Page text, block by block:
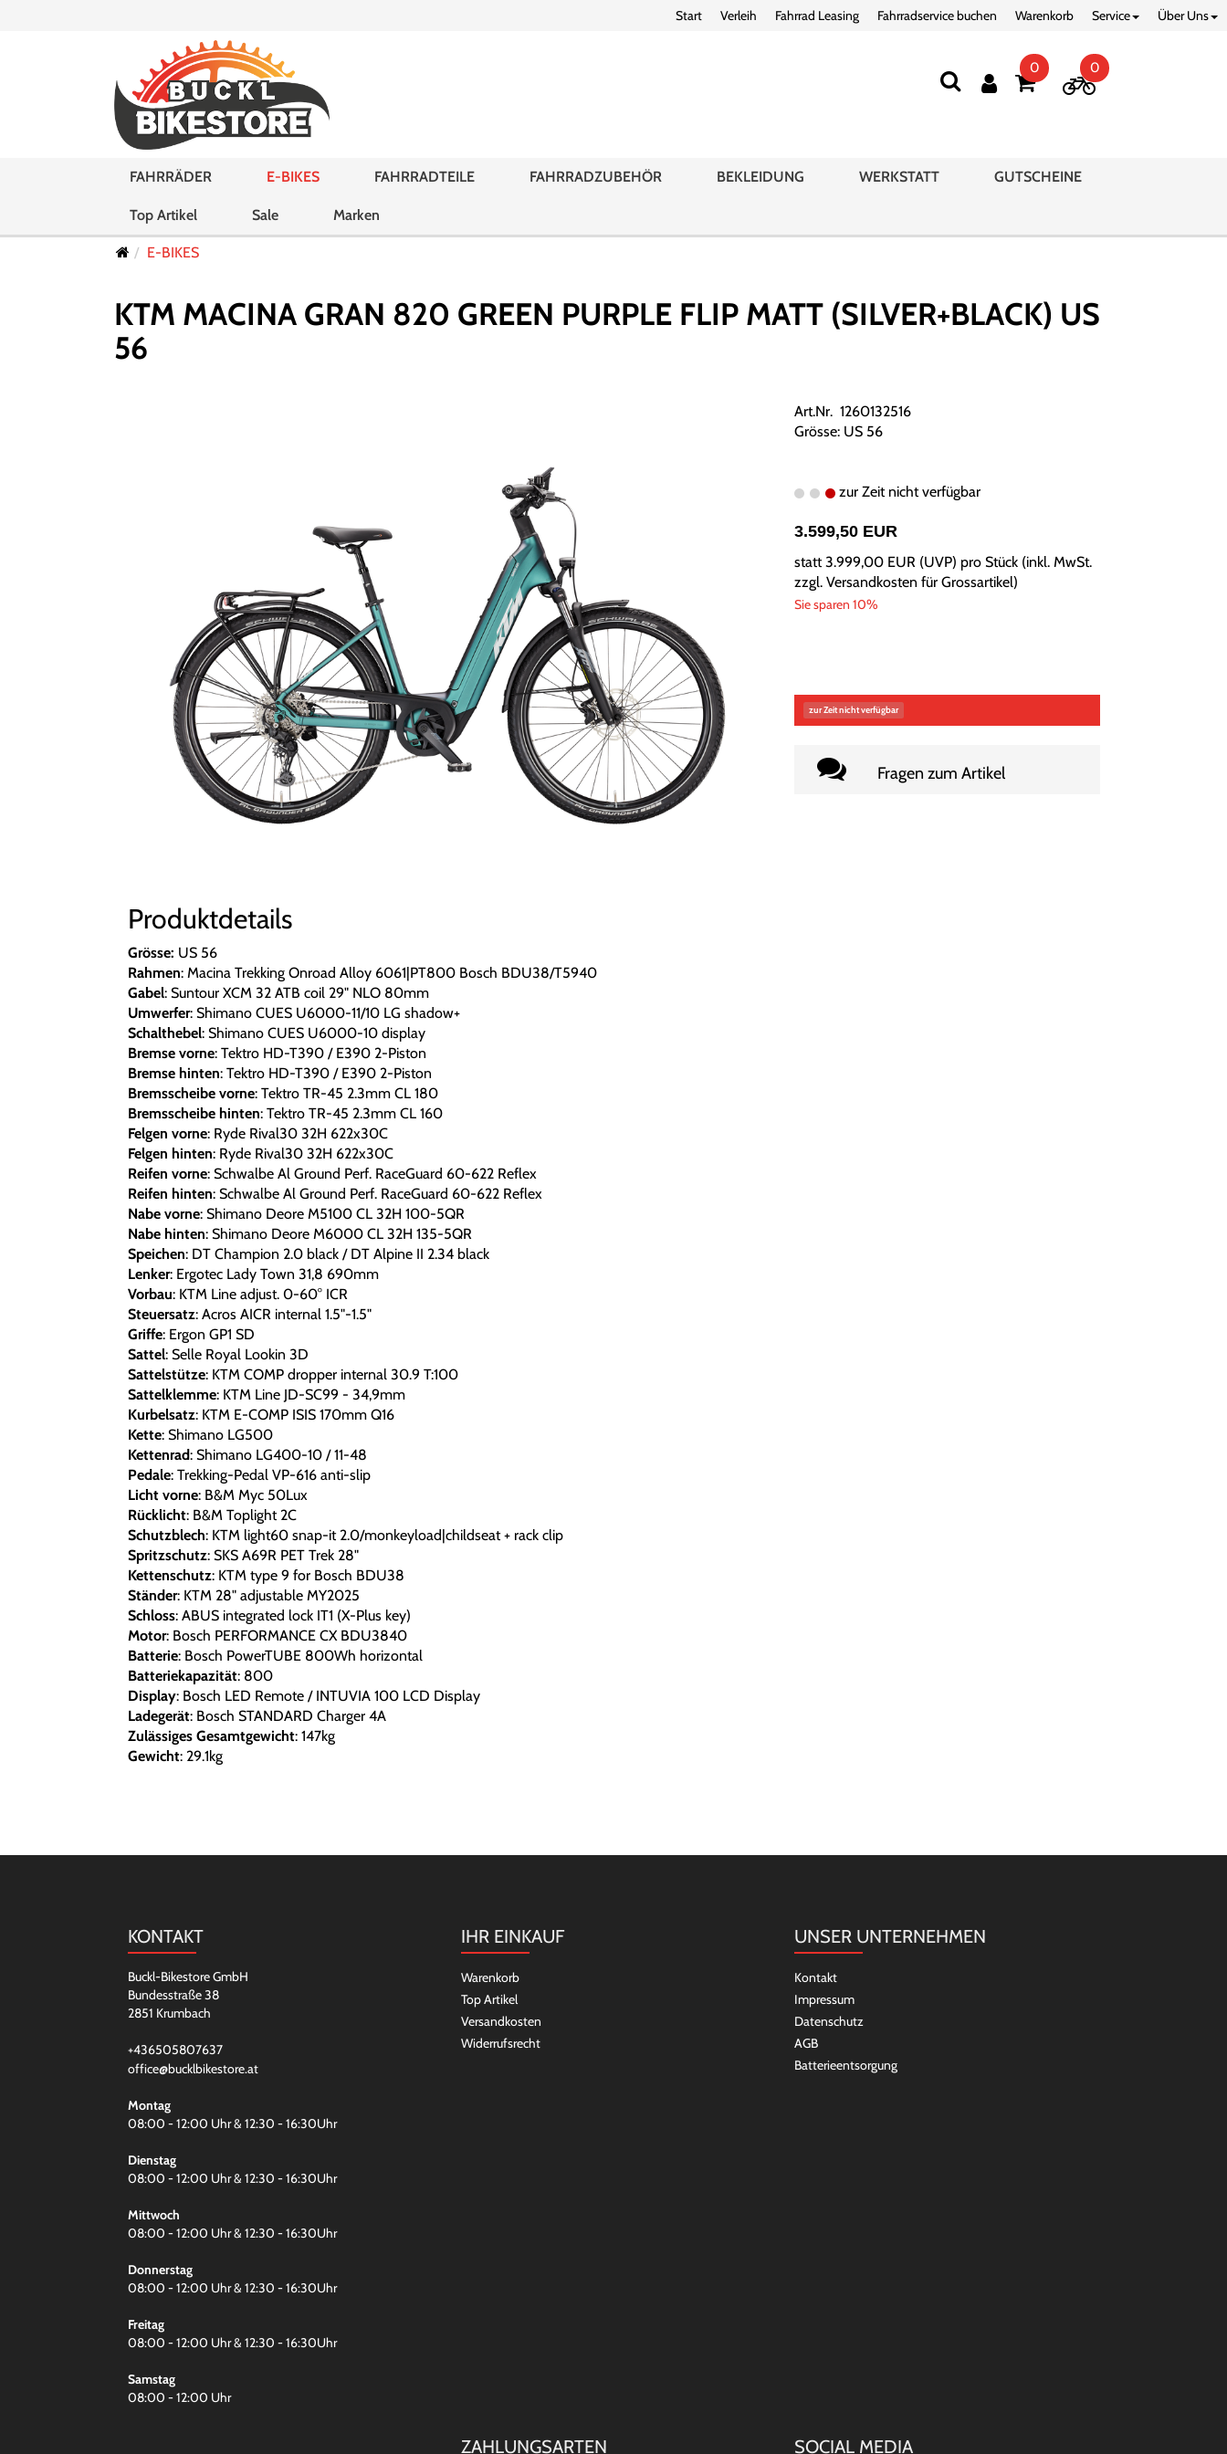
Start Verleih Fahrrad Leasing Fahrradservice buchen Warenkorb Service Über Uns
0 0
FAHRRÄDER E-BIKES FAHRRADTEILE FAHRRADZUBEHÖR BEKLEIDUNG WERKSTATT GUTSCHEINE
Top Artikel Sale Marken
E-BIKES
KTM MACINA GRAN 820 GREEN PURPLE FLIP MATT (SILVER+BLACK) US
56
Produktdetails
Grösse: US 56
Rahmen: Macina Trekking Onroad Alloy 6061|PT800 Bosch BDU38/T5940
Gabel: Suntour XCM 32 ATB coil 29" NLO 80mm
Umwerfer: Shimano CUES U6000-11/10 LG shadow+
Schalthebel: Shimano CUES U6000-10 display
Bremse vorne: Tektro HD-T390 / E390 2-Piston
Bremse hinten: Tektro HD-T390 / E390 2-Piston
Bremsscheibe vorne: Tektro TR-45 2.3mm CL 180
Bremsscheibe hinten: Tektro TR-45 2.3mm CL 160
Felgen vorne: Ryde Rival30 32H 622x30C
Felgen hinten: Ryde Rival30 32H 622x30C
Reifen vorne: Schwalbe Al Ground Perf. RaceGuard 60-622 Reflex
Reifen hinten: Schwalbe Al Ground Perf. RaceGuard 60-622 Reflex
Nabe vorne: Shimano Deore M5100 CL 32H 100-5QR
Nabe hinten: Shimano Deore M6000 CL 32H 135-5QR
Speichen: DT Champion 2.0 black / DT Alpine II 2.34 black
Lenker: Ergotec Lady Town 31,8 690mm
Vorbau: KTM Line adjust. 0-60° ICR
Steuersatz: Acros AICR internal 1.5"-1.5"
Griffe: Ergon GP1 SD
Sattel: Selle Royal Lookin 3D
Sattelstütze: KTM COMP dropper internal 30.9 T:100
Sattelklemme: KTM Line JD-SC99 - 34,9mm
Kurbelsatz: KTM E-COMP ISIS 170mm Q16
Kette: Shimano LG500
Kettenrad: Shimano LG400-10 / 11-48
Pedale: Trekking-Pedal VP-616 anti-slip
Licht vorne: B&M Myc 50Lux
Rücklicht: B&M Toplight 2C
Schutzblech: KTM light60 snap-it 2.0/monkeyload|childseat + rack clip
Spritzschutz: SKS A69R PET Trek 28"
Kettenschutz: KTM type 9 for Bosch BDU38
Ständer: KTM 28" adjustable MY2025
Schloss: ABUS integrated lock IT1 (X-Plus key)
Motor: Bosch PERFORMANCE CX BDU3840
Batterie: Bosch PowerTUBE 800Wh horizontal
Batteriekapazität: 800
Display: Bosch LED Remote / INTUVIA 100 LCD Display
Ladegerät: Bosch STANDARD Charger 4A
Zulässiges Gesamtgewicht: 147kg
Gewicht: 29.1kg
Art.Nr. 1260132516
Grösse: US 56
zur Zeit nicht verfügbar
3.599,50 EUR
statt3.999,00 EUR(UVP) pro Stück (inkl. MwSt.
zzgl. Versandkosten für Grossartikel)
Sie sparen 10%
zur Zeit nicht verfügbar
Fragen zum Artikel
KONTAKT
Buckl-Bikestore GmbH
Bundesstraße 38
2851 Krumbach
+436505807637
office@bucklbikestore.at
Montag
08:00 - 12:00 Uhr & 12:30 - 16:30Uhr
Dienstag
08:00 - 12:00 Uhr & 12:30 - 16:30Uhr
Mittwoch
08:00 - 12:00 Uhr & 12:30 - 16:30Uhr
Donnerstag
08:00 - 12:00 Uhr & 12:30 - 16:30Uhr
Freitag
08:00 - 12:00 Uhr & 12:30 - 16:30Uhr
Samstag
08:00 - 12:00 Uhr
IHR EINKAUF
Warenkorb
Top Artikel
Versandkosten
Widerrufsrecht
UNSER UNTERNEHMEN
Kontakt
Impressum
Datenschutz
AGB
Batterieentsorgung
ZAHLUNGSARTEN SOCIAL MEDIA